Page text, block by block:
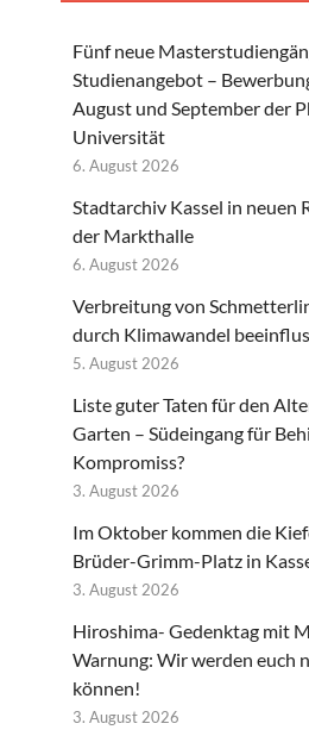
Fünf neue
Studienangebot –
August und September der
Universität
6. August 2026
Stadtarchiv Kassel in neuen
der Markthalle
6. August 2026
Verbreitung von
durch Klimawandel
5. August 2026
Liste guter Taten für den
Garten – Südeingang für
Kompromiss?
3. August 2026
Im Oktober kommen die
Brüder-Grimm-Platz in
3. August 2026
Hiroshima- Gedenktag mit
Warnung: Wir werden euch
können!
3. August 2026